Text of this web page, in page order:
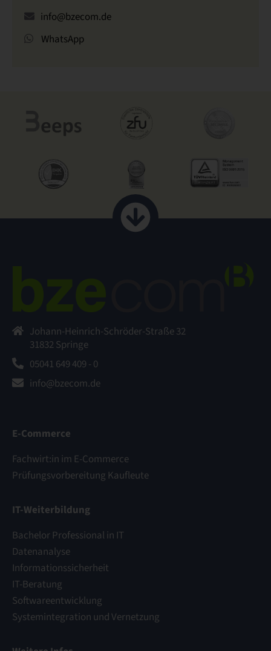
info@bzecom.de
WhatsApp
Johann-Heinrich-Schröder-Straße 32
31832 Springe
05041 649 409 - 0
info@bzecom.de
E-Commerce
Fachwirt:in im E-Commerce
Prüfungsvorbereitung Kaufleute
IT-Weiterbildung
Bachelor Professional in IT
Datenanalyse
Informationssicherheit
IT-Beratung
Softwareentwicklung
Systemintegration und Vernetzung